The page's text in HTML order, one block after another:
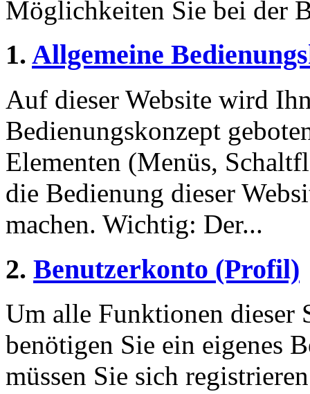
Möglichkeiten Sie bei der
1. Allgemeine
Auf dieser Website wird
Bedienungskonzept
Elementen (Menüs,
die Bedienung dieser
machen. Wichtig: Der...
2. Benutzerkonto (Profil)
Um alle Funktionen dieser
benötigen Sie ein eigenes
müssen Sie sich